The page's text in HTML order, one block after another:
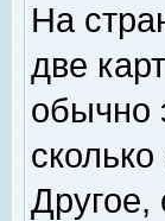
На
две
обычно
Другое,